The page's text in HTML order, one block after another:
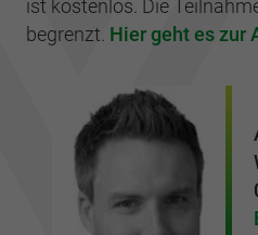
ist kostenlos. Die
begrenzt. Hier geht es zur